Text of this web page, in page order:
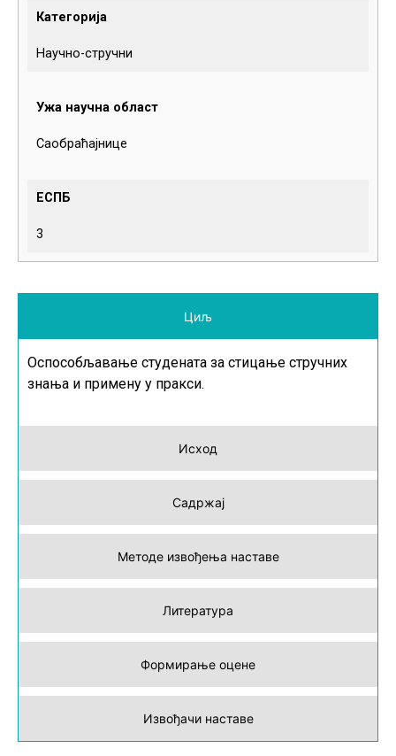
Категорија
Научно-стручни
Ужа научна област
Саобраћајнице
ЕСПБ
3
Циљ
Исход
Садржај
Методе извођења наставе
Литература
Формирање оцене
Извођачи наставе
Оспособљавање студената за стицање стручних
знања и примену у пракси.